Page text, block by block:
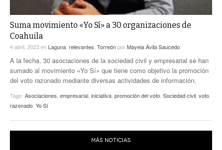
Suma movimiento «Yo Sí» a 30 organizaciones de
Coahuila
4 abril, 2023en Laguna relevantes TorreónporMayela Ávila Saucedo
A la fecha, 30 asociaciones de la sociedad civil y empresarial se han
sumado al movimiento «Yo Sí» que tiene como objetivo la promoción
del voto razonado mediante diversas actividades de información.
Tags: Asociaciones empresarial iniciativa promoción del voto Sociedad civil voto
razonado Yo Sí
MÁS NOTICIAS